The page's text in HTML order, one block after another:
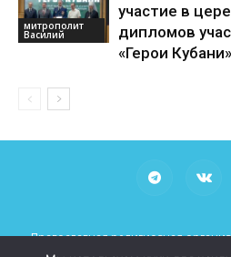
митрополит
Василий
участие в
дипломов
«Герои Кубани»
Православная религиозная